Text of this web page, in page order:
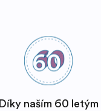
Díky naším 60 letým